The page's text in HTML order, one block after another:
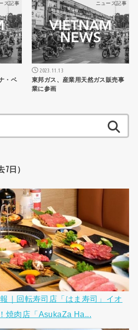
ス記事
・ベ
ニュース記事
2023.11.13
東邦ガス、産業用天然ガス販売事
業に参画
索:
7日）
｜回転寿司店「はま寿司」イオ
焼肉店「AsukaZa Ha...